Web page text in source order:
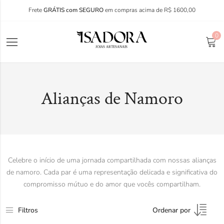
FreteGRÁTIS com SEGUROem compras acima de R$ 1600,00
0
Alianças de Namoro
Celebre o início de uma jornada compartilhada com nossas alianças
de namoro. Cada par é uma representação delicada e significativa do
compromisso mútuo e do amor que vocês compartilham.
Filtros Ordenar por